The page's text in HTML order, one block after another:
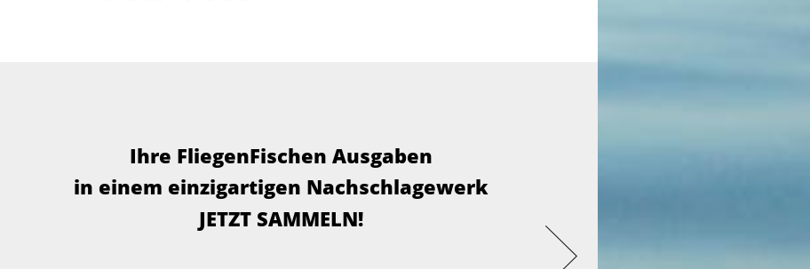
Ihre FliegenFischen Ausgaben
in einem einzigartigen Nachschlagewerk
JETZT SAMMELN!